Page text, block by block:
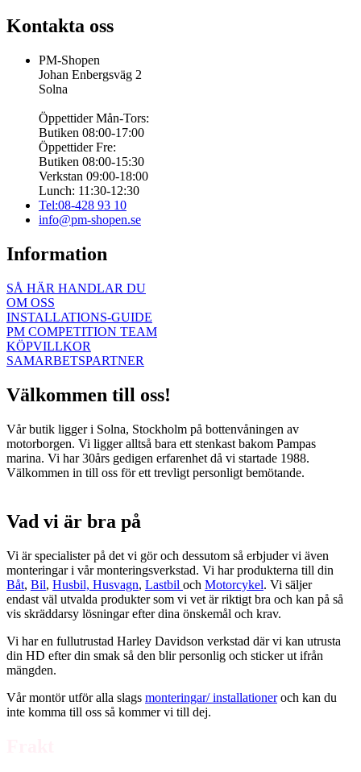
Kontakta oss
PM-Shopen
Johan Enbergsväg 2
Solna
Öppettider Mån-Tors:
Butiken 08:00-17:00
Öppettider Fre:
Butiken 08:00-15:30
Verkstan 09:00-18:00
Lunch: 11:30-12:30
Tel:08-428 93 10
info@pm-shopen.se
Information
SÅ HÄR HANDLAR DU
OM OSS
INSTALLATIONS-GUIDE
PM COMPETITION TEAM
KÖPVILLKOR
SAMARBETSPARTNER
Välkommen till oss!
Vår butik ligger i Solna, Stockholm på bottenvåningen av
motorborgen. Vi ligger alltså bara ett stenkast bakom Pampas
marina. Vi har 30års gedigen erfarenhet då vi startade 1988.
Välkommen in till oss för ett trevligt personligt bemötande.
Vad vi är bra på
Vi är specialister på det vi gör och dessutom så erbjuder vi även
monteringar i vår monteringsverkstad. Vi har produkterna till din
Båt, Bil, Husbil, Husvagn, Lastbil och Motorcykel. Vi säljer
endast väl utvalda produkter som vi vet är riktigt bra och kan på så
vis skräddarsy lösningar efter dina önskemål och krav.
Vi har en fullutrustad Harley Davidson verkstad där vi kan utrusta
din HD efter din smak så den blir personlig och sticker ut ifrån
mängden.
Vår montör utför alla slags monteringar/ installationeroch kan du
inte komma till oss så kommer vi till dej.